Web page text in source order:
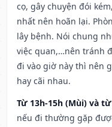
cọ, gây chuyện đói
nhất nên hoãn lại.
lây bệnh. Nói chung
việc quan,…nên tránh
đi vào giờ này thì nên
hay cãi nhau.
Từ 13h-15h (Mùi) và
nếu đi thường gặp